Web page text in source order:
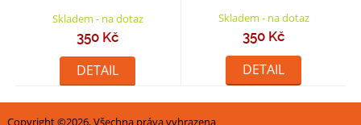
Skladem - na dotaz
350 Kč
DETAIL
Skladem - na dotaz
350 Kč
DETAIL
Copyright ©2026, Všechna práva vyhrazena